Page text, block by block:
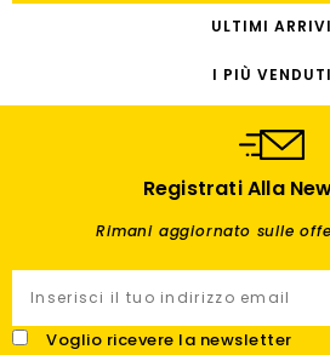
ULTIMI ARRIVI
I PIÙ VENDUTI
Registrati Alla
Rimani aggiornato sulle
Voglio ricevere la newsletter